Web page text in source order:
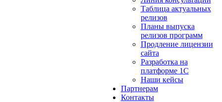
Таблица актуальных
релизов
Планы выпуска
релизов программ
Продление лицензии
сайта
Разработка на
платформе 1С
Наши кейсы
Партнерам
Контакты